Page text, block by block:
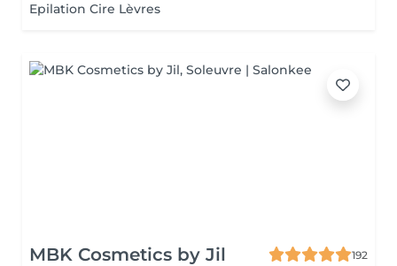
Epilation Cire Lèvres
MBK Cosmetics by Jil
192